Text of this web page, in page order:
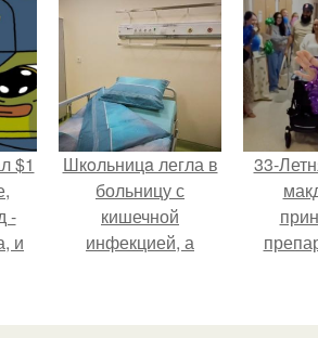
$1
-
и
Шкoльницa легла в
больницу с
кишечной
инфекцией, а
33-